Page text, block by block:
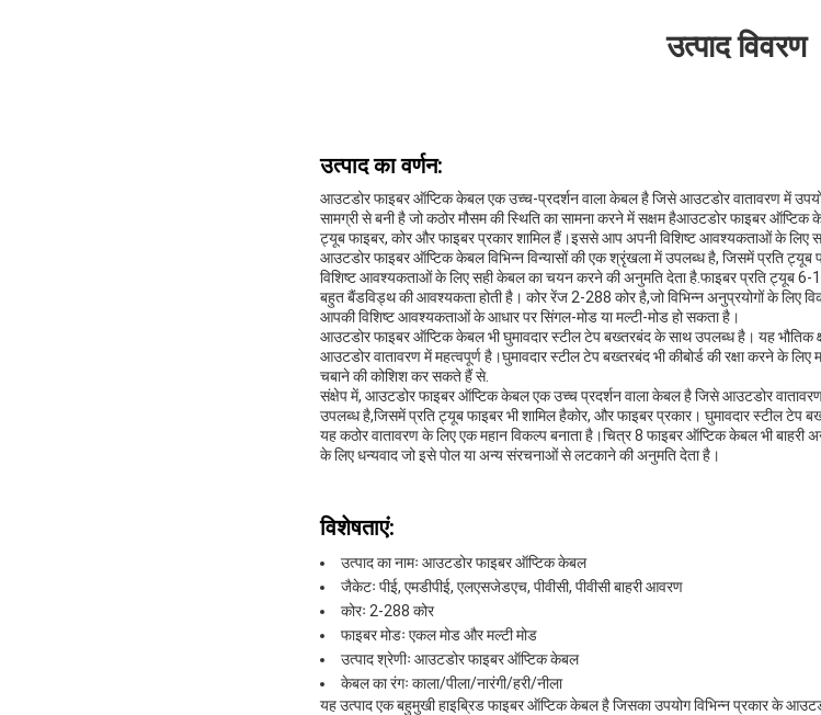
उत्पाद विवरण
उत्पाद का वर्णन:
आउटडोर फाइबर ऑप्टिक केबल एक उच्च-प्रदर्शन वाला केबल है जिसे आउटडोर वातावरण में
सामग्री से बनी है जो कठोर मौसम की स्थिति का सामना करने में सक्षम हैआउटडोर फाइबर ऑप्टिक
ट्यूब फाइबर, कोर और फाइबर प्रकार शामिल हैं।इससे आप अपनी विशिष्ट आवश्यकताओं के
आउटडोर फाइबर ऑप्टिक केबल विभिन्न विन्यासों की एक श्रृंखला में उपलब्ध है, जिसमें प्रति
विशिष्ट आवश्यकताओं के लिए सही केबल का चयन करने की अनुमति देता है.फाइबर प्रति ट्यूब 6-
बहुत बैंडविड्थ की आवश्यकता होती है। कोर रेंज 2-288 कोर है,जो विभिन्न अनुप्रयोगों के लिए
आपकी विशिष्ट आवश्यकताओं के आधार पर सिंगल-मोड या मल्टी-मोड हो सकता है।
आउटडोर फाइबर ऑप्टिक केबल भी घुमावदार स्टील टेप बख्तरबंद के साथ उपलब्ध है। यह भौतिक
आउटडोर वातावरण में महत्वपूर्ण है।घुमावदार स्टील टेप बख्तरबंद भी कीबोर्ड की रक्षा करने के
चबाने की कोशिश कर सकते हैं से.
संक्षेप में, आउटडोर फाइबर ऑप्टिक केबल एक उच्च प्रदर्शन वाला केबल है जिसे आउटडोर वातावरण
उपलब्ध है,जिसमें प्रति ट्यूब फाइबर भी शामिल हैकोर, और फाइबर प्रकार। घुमावदार स्टील टेप
यह कठोर वातावरण के लिए एक महान विकल्प बनाता है।चित्र 8 फाइबर ऑप्टिक केबल भी बाहरी
के लिए धन्यवाद जो इसे पोल या अन्य संरचनाओं से लटकाने की अनुमति देता है।
विशेषताएं:
उत्पाद का नामः आउटडोर फाइबर ऑप्टिक केबल
जैकेटः पीई, एमडीपीई, एलएसजेडएच, पीवीसी, पीवीसी बाहरी आवरण
कोरः 2-288 कोर
फाइबर मोडः एकल मोड और मल्टी मोड
उत्पाद श्रेणीः आउटडोर फाइबर ऑप्टिक केबल
केबल का रंगः काला/पीला/नारंगी/हरी/नीला
यह उत्पाद एक बहुमुखी हाइब्रिड फाइबर ऑप्टिक केबल है जिसका उपयोग विभिन्न प्रकार के